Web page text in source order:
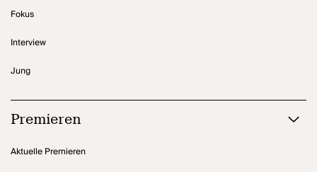
Fokus
Interview
Jung
Premieren
Aktuelle Premieren